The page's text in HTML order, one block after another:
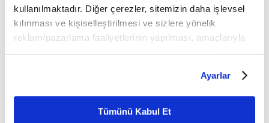
kullanılmaktadır. Diğer çerezler, sitemizin daha işlevsel
kılınması ve kişiselleştirilmesi ve sizlere yönelik
reklam/pazarlama faaliyetlerinin yapılması, amaçlarıyla
sınırlı olarak açık rızanız dahilinde kullanılacaktır.
belirleyebilirsiniz. Çerezlere ilişkin detaylı bilgi için
Ayarlar butonuna tıklayabilir,Çerez Bilgilendirme
Metnimizi ziyaret edebilirsiniz.
Ayarlar
Tümünü Kabul Et
👉TWITTER
👉INSTAGRAM
👉YOUTUBE🔔